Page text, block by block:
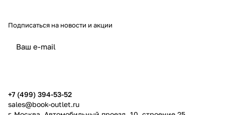
Подписаться на новости и акции
+7 (499) 394-53-52
sales@book-outlet.ru